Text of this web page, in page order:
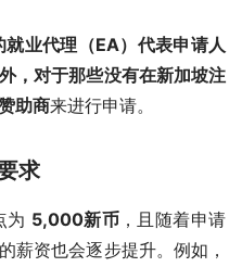
就业代理（EA）代表申请人
，对于那些没有在新加坡注
助商来进行申请。
求
为 5,000新币 ，且随着申请
薪资也会逐步提升。例如，